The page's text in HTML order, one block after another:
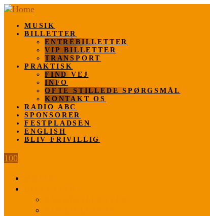
MUSIK
BILLETTER
ENTRÈBILLETTER
VIP BILLETTER
TRANSPORT
PRAKTISK
FIND VEJ
INFO
OFTE STILLEDE SPØRGSMÅL
KONTAKT OS
RADIO ABC
SPONSORER
FESTPLADSEN
ENGLISH
BLIV FRIVILLIG
100